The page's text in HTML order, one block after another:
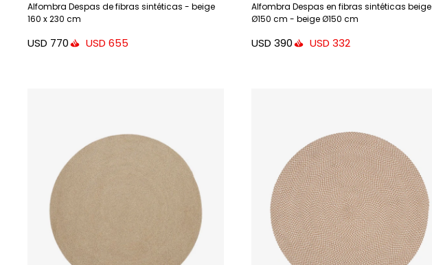
Alfombra Despas de fibras sintéticas - beige
160 x 230 cm
USD 770 USD 655
Alfombra Despas en fibras sintéticas beige
Ø150 cm - beige Ø150 cm
USD 390 USD 332